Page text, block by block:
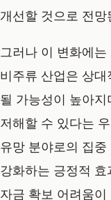
개선할 것으로 전망
그러나 이 변화에
비주류 산업은 상대
될 가능성이 높아
저해할 수 있다는
유망 분야로의 집
강화하는 긍정적 효
자금 확보 어려움